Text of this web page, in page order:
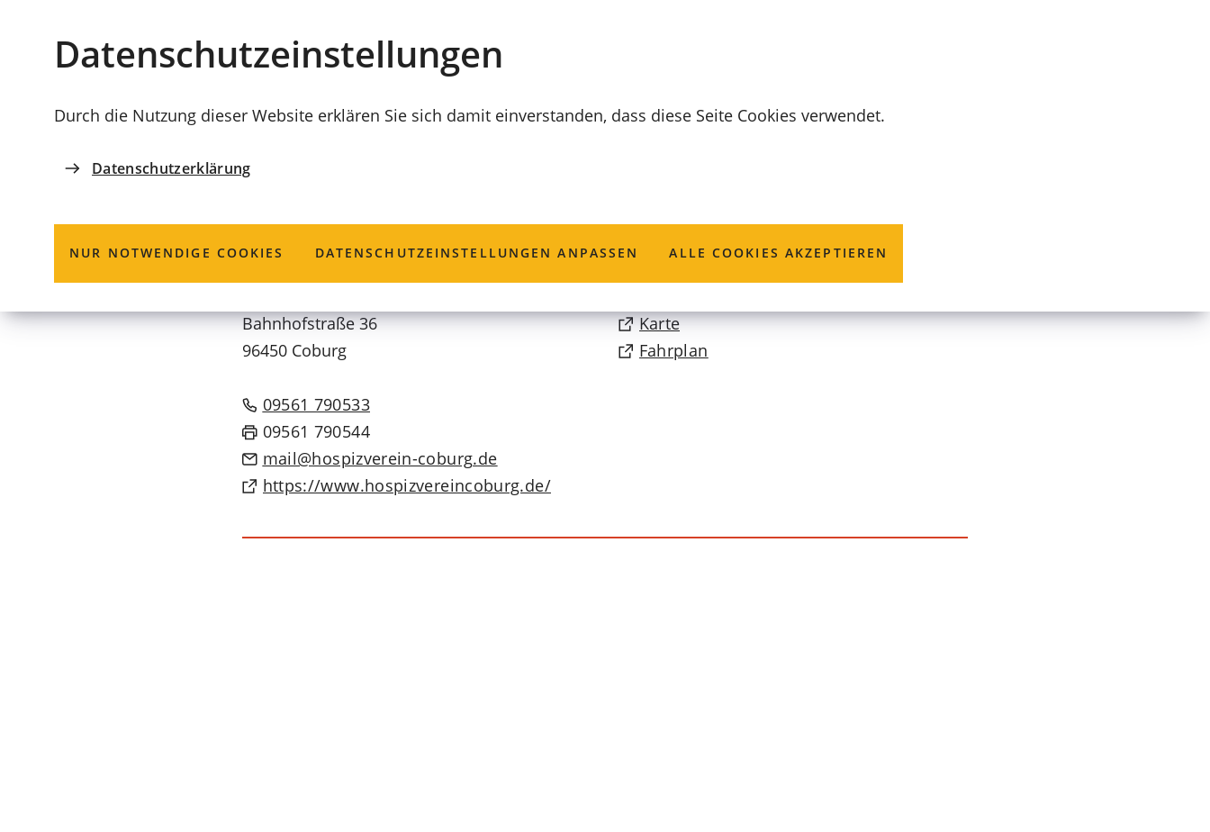
Datenschutz­einstellungen
Durch die Nutzung dieser Website erklären Sie sich damit einverstanden, dass diese Seite Cookies verwendet.
Datenschutzerklärung
NUR NOTWENDIGE COOKIES DATENSCHUTZ­EINSTELLUNGEN ANPASSEN ALLE COOKIES AKZEPTIEREN
Coburg
LEBENSENDE UND STERBEN
Hospizverein Coburg e.V.
Bahnhofstraße 36
96450 Coburg
09561 790533
09561 790544
mail
hospizverein-coburg de
https://www.hospizvereincoburg.de/
(Öffnet
einem
Karte
(Öffnet
in Fahrplan
(Öffnet